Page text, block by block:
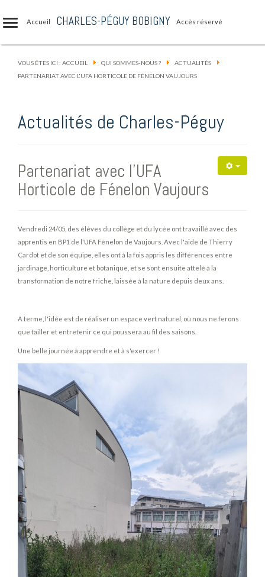
Accueil CHARLES-PÉGUY BOBIGNY Accès réservé
VOUS ÊTES ICI : ACCUEIL QUI SOMMES-NOUS ?
ACTUALITÉS
PARTENARIAT AVEC L'UFA HORTICOLE DE FÉNELON VAUJOURS
Actualités de Charles-Péguy
Partenariat avec l'UFA
Horticole de Fénelon Vaujours
Vendredi 24/05, des élèves du collège et du lycée ont travaillé avec des
apprentis en BP1 de l'UFA Fénelon de Vaujours. Avec l'aide de Thierry
Cardot et de son équipe, elles ont à la fois appris les différences entre
jardinage, horticulture et botanique, et se sont ensuite attelé à la
transformation de notre friche, laissée à la nature depuis deux ans.
A terme, l'idée est de réaliser un espace vert naturel, où nous ne ferons
que tailler et entretenir ce qui poussera au fil des saisons.
Une belle journée à apprendre et à s'exercer !